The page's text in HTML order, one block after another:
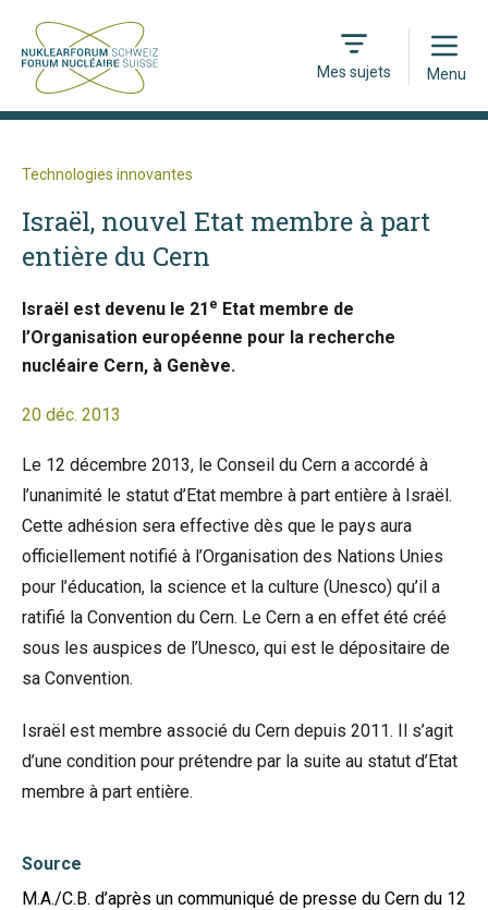
Mes sujets
Open
Menu
Technologies innovantes
Israël, nouvel Etat membre à part
entière du Cern
Israël est devenu le 21 e Etat membre de
l’Organisation européenne pour la recherche
nucléaire Cern, à Genève.
20 déc. 2013
Le 12 décembre 2013, le Conseil du Cern a accordé à
l’unanimité le statut d’Etat membre à part entière à Israël.
Cette adhésion sera effective dès que le pays aura
officiellement notifié à l’Organisation des Nations Unies
pour l’éducation, la science et la culture (Unesco) qu’il a
ratifié la Convention du Cern. Le Cern a en effet été créé
sous les auspices de l’Unesco, qui est le dépositaire de
sa Convention.
Israël est membre associé du Cern depuis 2011. Il s’agit
d’une condition pour prétendre par la suite au statut d’Etat
membre à part entière.
Source
M.A./C.B. d’après un communiqué de presse du Cern du 12